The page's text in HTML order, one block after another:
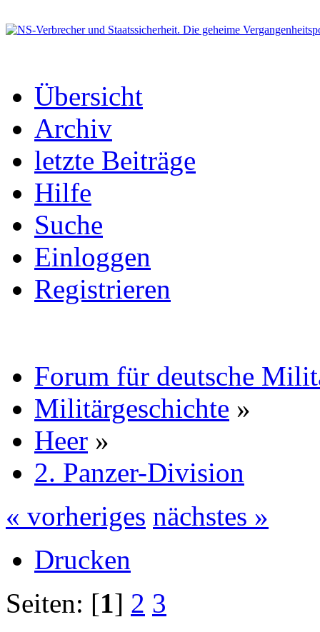
Übersicht
Archiv
letzte Beiträge
Hilfe
Suche
Einloggen
Registrieren
Forum für deutsche
Militärgeschichte »
Heer »
2. Panzer-Division
« vorheriges nächstes »
Drucken
Seiten: [1] 2 3